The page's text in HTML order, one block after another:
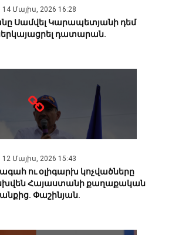
14 Մայիս, 2026 16:28
Սամվել Կարապետյանի դեմ
դատարան.
12 Մայիս, 2026 15:43
ու օլիգարխ կոչվածները
Հայաստանի քաղաքական
Փաշինյան.